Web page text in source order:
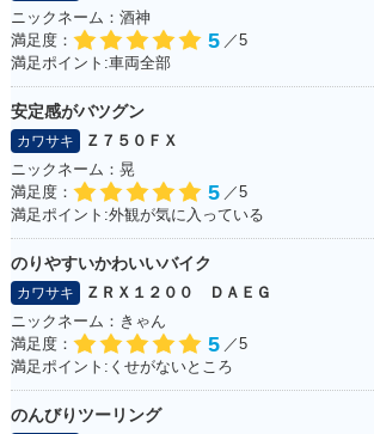
ニックネーム：酒神
満足度：
5 ／5
満足ポイント:車両全部
安定感がバツグン
カワサキ
Ｚ７５０ＦＸ
ニックネーム：晃
満足度：
5 ／5
満足ポイント:外観が気に入っている
のりやすいかわいいバイク
カワサキ
ＺＲＸ１２００ ＤＡＥＧ
ニックネーム：きゃん
満足度：
5 ／5
満足ポイント:くせがないところ
のんびりツーリング